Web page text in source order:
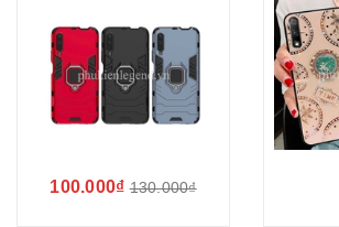
100.000₫ 130.000₫